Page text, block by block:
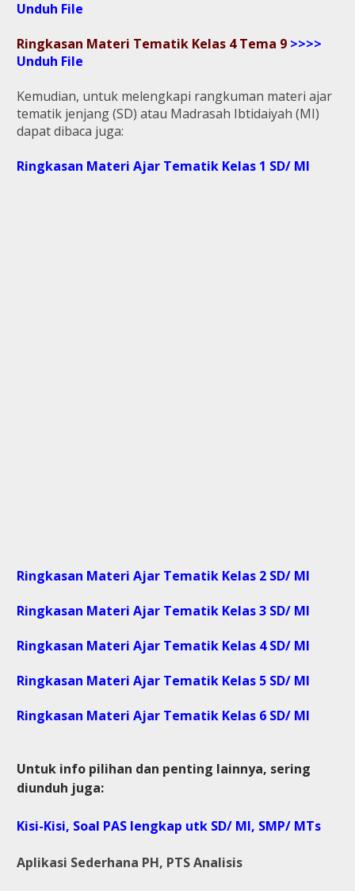
Unduh File
Ringkasan Materi Tematik Kelas 4 Tema 9 >>>>
Unduh File
Kemudian, untuk melengkapi rangkuman materi ajar
tematik jenjang (SD) atau Madrasah Ibtidaiyah (MI)
dapat dibaca juga:
Ringkasan Materi Ajar Tematik Kelas 1 SD/ MI
Ringkasan Materi Ajar Tematik Kelas 2 SD/ MI
Ringkasan Materi Ajar Tematik Kelas 3 SD/ MI
Ringkasan Materi Ajar Tematik Kelas 4 SD/ MI
Ringkasan Materi Ajar Tematik Kelas 5 SD/ MI
Ringkasan Materi Ajar Tematik Kelas 6 SD/ MI
Untuk info pilihan dan penting lainnya, sering
diunduh juga:
Kisi-Kisi, Soal PAS lengkap utk SD/ MI, SMP/ MTs
Aplikasi Sederhana PH, PTS Analisis